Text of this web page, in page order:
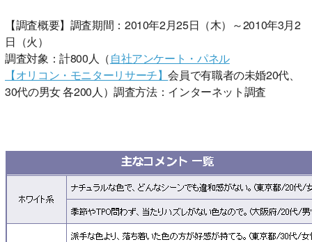
【調査概要】調査期間：2010年2月25日（木）～2010年3月2
日（火）
調査対象：計800人（自社アンケート・パネル
【オリコン・モニターリサーチ】会員で有職者の未婚20代、
30代の男女 各200人）調査方法：インターネット調査